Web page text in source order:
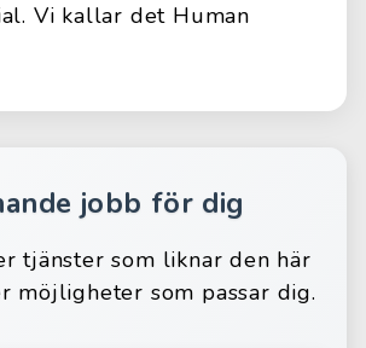
Vi kallar det Human
jobb för dig
tjänster som liknar den här
möjligheter som passar dig.